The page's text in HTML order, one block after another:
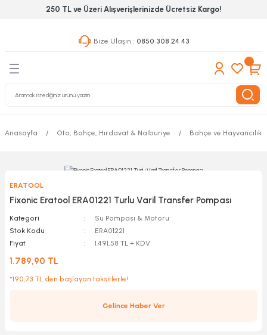
250 TL ve Üzeri Alışverişlerinizde Ücretsiz Kargo!
Bize Ulaşın : 0850 308 24 43
Geri Dön
Geri Dön
& Nalburiye
Grubu
Geri Dön
Anasayfa Oto, Bahçe, Hırdavat & Nalburiye Bahçe ve Hayvancılık
ERATOOL
Fixonic Eratool ERA01221 Turlu Varil Transfer Pompası
Kategori
Su Pompası & Motoru
Stok Kodu
ERA01221
Fiyat
1.491,58 TL + KDV
1.789,90 TL
*190,73 TL den başlayan taksitlerle!
Gelince Haber Ver